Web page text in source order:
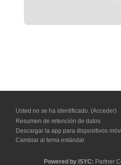
Usted no se ha identificado. (Acceder)
Resumen de retención de datos
Descargar la app para dispositivos
Cambiar al tema estándar
Powered by ISYC: Partner